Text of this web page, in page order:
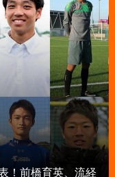
！前橋育英、流経